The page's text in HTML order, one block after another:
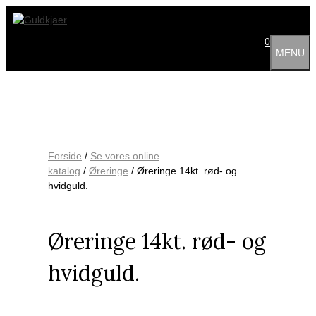
Hop
0
MENU
Forside / Se vores online
katalog / Øreringe / Øreringe 14kt. rød- og
hvidguld.
Øreringe 14kt. rød- og
hvidguld.